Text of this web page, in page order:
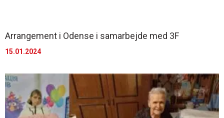
Arrangement i Odense i samarbejde med 3F
15.01.2024